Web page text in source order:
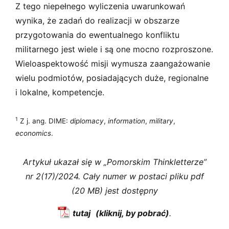
Z tego niepełnego wyliczenia uwarunkowań
wynika, że zadań do realizacji w obszarze
przygotowania do ewentualnego konfliktu
militarnego jest wiele i są one mocno rozproszone.
Wieloaspektowość misji wymusza zaangażowanie
wielu podmiotów, posiadających duże, regionalne
i lokalne, kompetencje.
1 Z j. ang. DIME: diplomacy, information, military,
economics.
Artykuł ukazał się w „Pomorskim Thinkletterze”
nr 2(17)/2024. Cały numer w postaci pliku pdf
(20 MB) jest dostępny
tutaj .